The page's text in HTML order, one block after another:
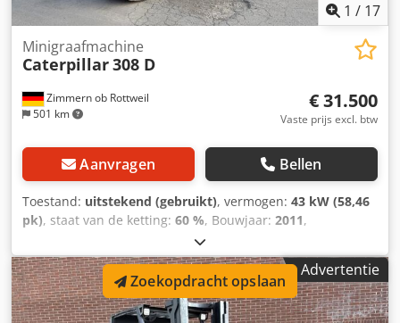
1 / 17
Zimmern ob Rottweil
501 km
Minigraafmachine
Caterpillar308 D
€ 31.500
Vaste prijs excl. btw
Aanvragen Bellen
Toestand: uitstekend (gebruikt), vermogen: 43 kW (58,46
pk), staat van de ketting: 60 %, Bouwjaar: 2011,
, Uitrusting:
rubberen rupsbanden, CATERPILLAR 308D Bouwjaar 2011
Bedrijfstijden: 8.204 uur Gesloten cabine Airconditioning
Radio Mono-uitboom Lengte van de arm: 2,20 m
Hydraulische leidingen voor hamer, grijper en schaar
Advertentie
Zoekopdracht opslaan